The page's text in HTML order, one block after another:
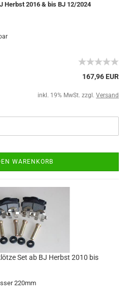
Herbst 2016 & bis BJ 12/2024
167,96 EUR
inkl. 19% MwSt. zzgl. Versand
WARENKORB
Set ab BJ Herbst 2010 bis
220mm